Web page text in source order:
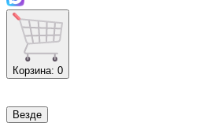
Корзина: 0
Везде